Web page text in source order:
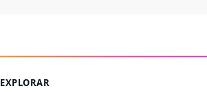
EXPLORAR